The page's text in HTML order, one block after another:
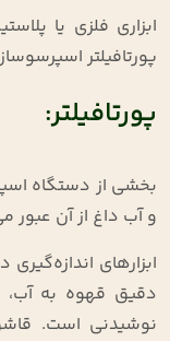
ابزاری فلزی یا
پورتافیلتر
پورتافیلتر:
بخشی از دستگاه
و آب داغ از آن عبور
ابزارهای
دقیق قهوه به
نوشیدنی است.